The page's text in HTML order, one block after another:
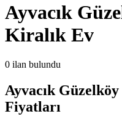
Ayvacık
Kiralık Ev
0 ilan bulundu
Ayvacık
Fiyatları